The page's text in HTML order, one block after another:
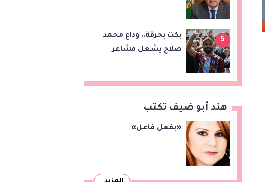
لوقف التصعيد
5
بكت بحرقة.. وداع محمد
صلاح يشعل مشاعر
هند أبو ضيف تكتب
«بفعل فاعل»